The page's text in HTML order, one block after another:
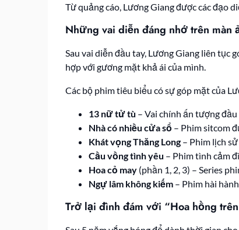
Từ quảng cáo, Lương Giang được các đạo
Những vai diễn đáng nhớ trên màn
Sau vai diễn đầu tay, Lương Giang liên
hợp với gương mặt khả ái của mình.
Các bộ phim tiêu biểu có sự góp mặt của
13 nữ tử tù – Vai chính ấn tượng
Nhà có nhiều cửa sổ – Phim sitcom
Khát vọng Thăng Long – Phim lịch
Cầu vồng tình yêu – Phim tình cảm
Hoa cỏ may (phần 1, 2, 3) – Series
Ngự lâm không kiếm – Phim hài
Trở lại đình đám với “Hoa hồng